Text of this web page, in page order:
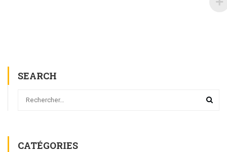
SEARCH
CATÉGORIES